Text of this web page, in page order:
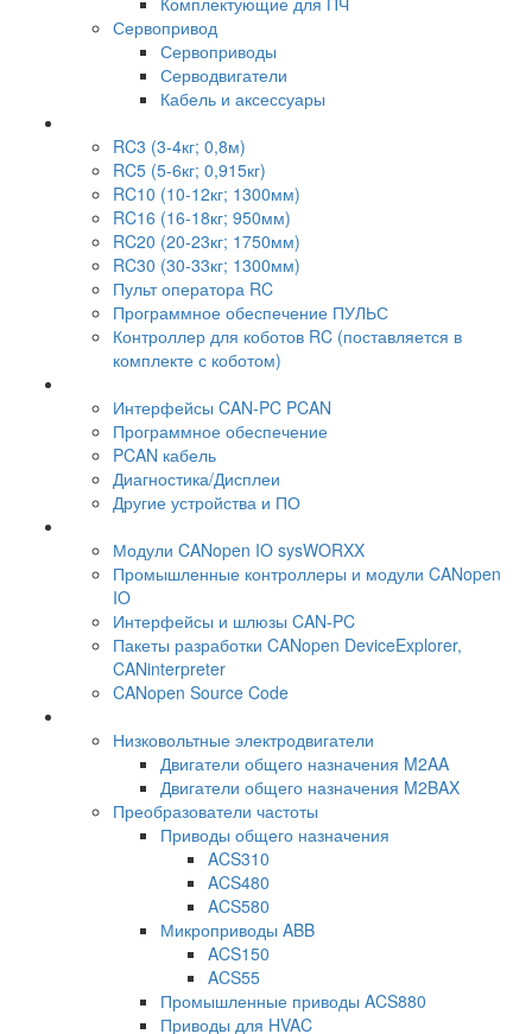
Сервопривод
Сервоприводы
Серводвигатели
Кабель и аксессуары
RC3 (3-4кг; 0,8м)
RC5 (5-6кг; 0,915кг)
RC10 (10-12кг; 1300мм)
RC16 (16-18кг; 950мм)
RC20 (20-23кг; 1750мм)
RC30 (30-33кг; 1300мм)
Пульт оператора RC
Программное обеспечение ПУЛЬС
Контроллер для коботов RC (поставляется в
комплекте с коботом)
Интерфейсы CAN-PC PCAN
Программное обеспечение
PCAN кабель
Диагностика/Дисплеи
Другие устройства и ПО
Модули CANopen IO sysWORXX
Промышленные контроллеры и модули CANopen
IO
Интерфейсы и шлюзы CAN-PC
Пакеты разработки CANopen DeviceExplorer,
CANinterpreter
CANopen Source Code
Низковольтные электродвигатели
Двигатели общего назначения M2AA
Двигатели общего назначения M2BAX
Преобразователи частоты
Приводы общего назначения
ACS310
ACS480
ACS580
Микроприводы ABB
ACS150
ACS55
Промышленные приводы ACS880
Приводы для HVAC